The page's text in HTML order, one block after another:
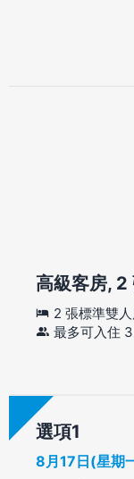
高級客房, 2
2 張標準雙
最多可入住
選項
8月17日(星期